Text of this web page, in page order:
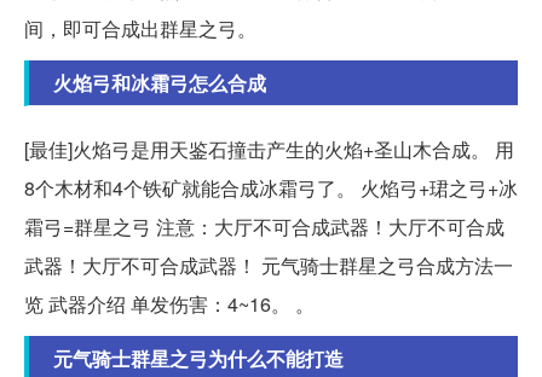
间，即可合成出群星之弓。
火焰弓和冰霜弓怎么合成
[最佳]火焰弓是用天鉴石撞击产生的火焰+圣山木合成。 用
8个木材和4个铁矿就能合成冰霜弓了。 火焰弓+珺之弓+冰
霜弓=群星之弓 注意：大厅不可合成武器！大厅不可合成
武器！大厅不可合成武器！ 元气骑士群星之弓合成方法一
览 武器介绍 单发伤害：4~16。 。
元气骑士群星之弓为什么不能打造